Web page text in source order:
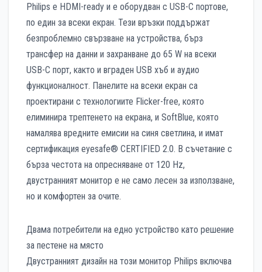
Philips е HDMI-ready и е оборудван с USB-C портове,
по един за всеки екран. Тези връзки поддържат
безпроблемно свързване на устройства, бърз
трансфер на данни и захранване до 65 W на всеки
USB-C порт, както и вграден USB хъб и аудио
функционалност. Панелите на всеки екран са
проектирани с технологиите Flicker-free, която
елиминира трептенето на екрана, и SoftBlue, която
намалява вредните емисии на синя светлина, и имат
сертификация eyesafe® CERTIFIED 2.0. В съчетание с
бърза честота на опресняване от 120 Hz,
двустранният монитор е не само лесен за използване,
но и комфортен за очите.
Двама потребители на едно устройство като решение
за пестене на място
Двустранният дизайн на този монитор Philips включва